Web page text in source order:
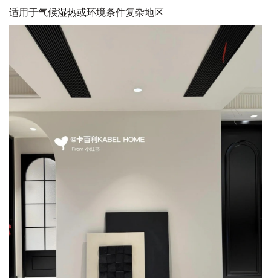
适用于气候湿热或环境条件复杂地区